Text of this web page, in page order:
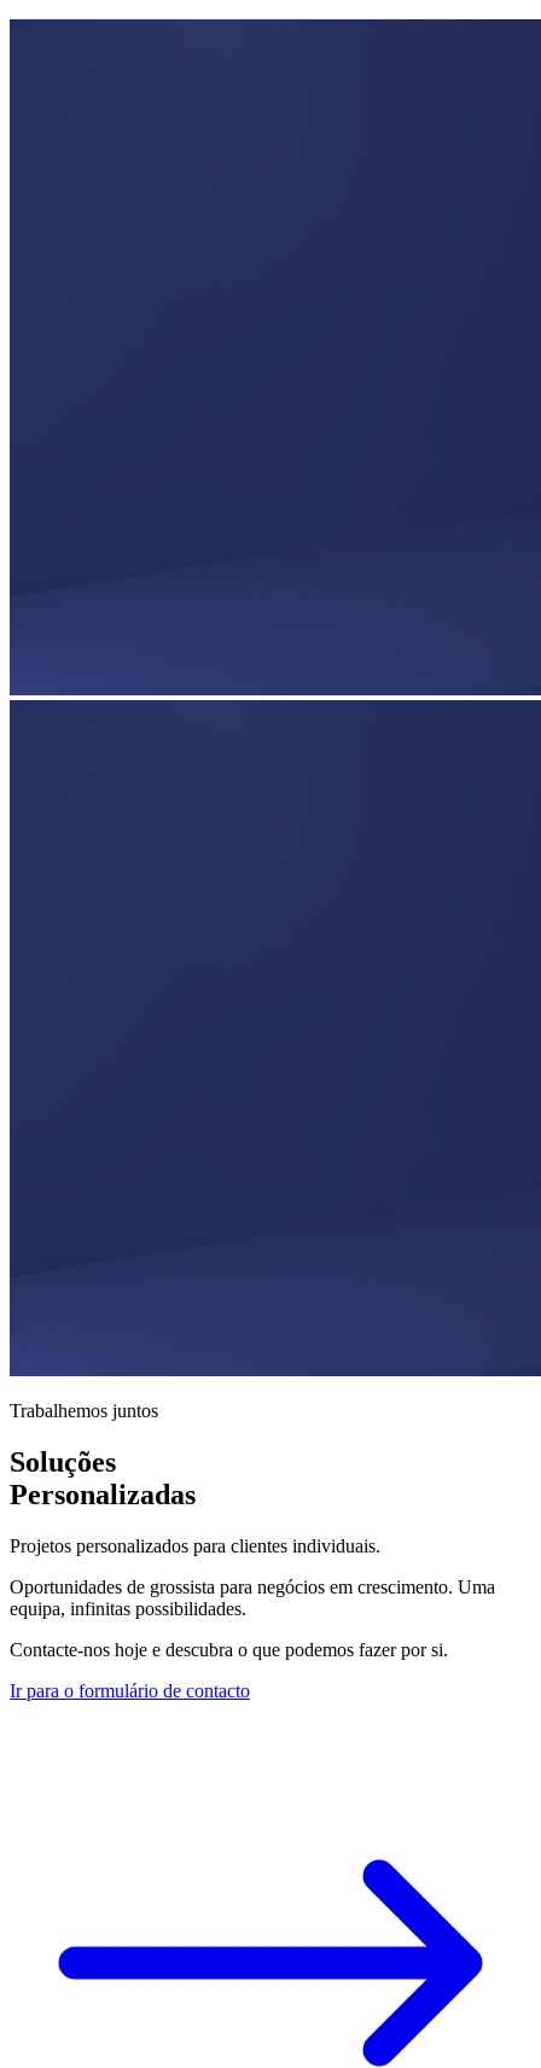
Trabalhemos juntos
Soluções
Personalizadas
Projetos personalizados para clientes individuais.
Oportunidades de grossista para negócios em crescimento. Uma
equipa, infinitas possibilidades.
Contacte-nos hoje e descubra o que podemos fazer por si.
Ir para o formulário de contacto